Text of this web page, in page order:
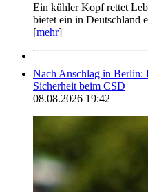
Ein kühler Kopf rettet
bietet ein in Deutschland
[mehr]
Nach Anschlag in Berlin:
Sicherheit beim CSD
08.08.2026 19:42